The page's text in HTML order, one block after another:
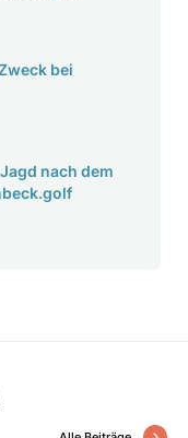
bei
nach dem